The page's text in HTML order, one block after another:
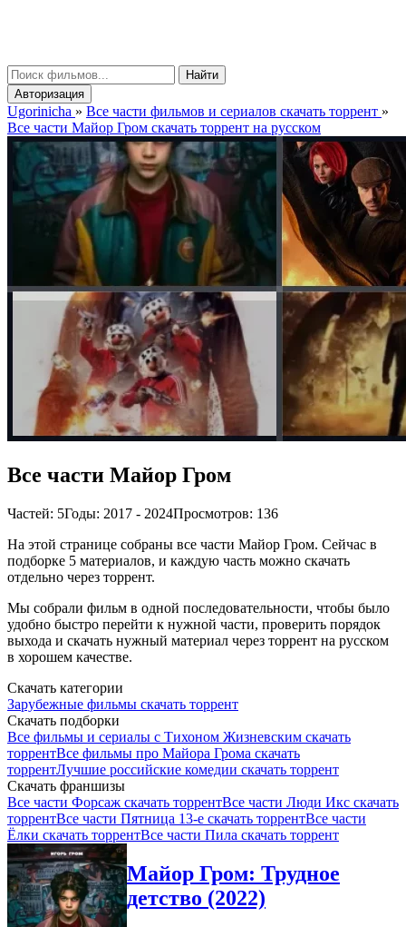
Найти
Авторизация
Ugorinicha » Все части фильмов и сериалов скачать торрент »
Все части Майор Гром скачать торрент на русском
Все части Майор Гром
Частей: 5Годы: 2017 - 2024Просмотров: 136
На этой странице собраны все части Майор Гром. Сейчас в
подборке 5 материалов, и каждую часть можно скачать
отдельно через торрент.
Мы собрали фильм в одной последовательности, чтобы было
удобно быстро перейти к нужной части, проверить порядок
выхода и скачать нужный материал через торрент на русском
в хорошем качестве.
Скачать категории
Зарубежные фильмы скачать торрент
Скачать подборки
Все фильмы и сериалы с Тихоном Жизневским скачать
торрентВсе фильмы про Майора Грома скачать
торрентЛучшие российские комедии скачать торрент
Скачать франшизы
Все части Форсаж скачать торрентВсе части Люди Икс скачать
торрентВсе части Пятница 13-е скачать торрентВсе части
Ёлки скачать торрентВсе части Пила скачать торрент
Майор Гром: Трудное
детство (2022)